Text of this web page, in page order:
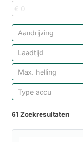
Aandrijving
Laadtijd
Max. helling
Type accu
61 Zoekresultaten